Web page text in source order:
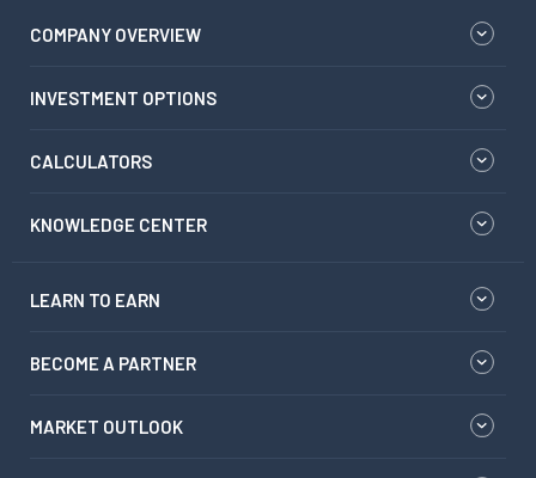
COMPANY OVERVIEW
INVESTMENT OPTIONS
CALCULATORS
KNOWLEDGE CENTER
LEARN TO EARN
BECOME A PARTNER
MARKET OUTLOOK